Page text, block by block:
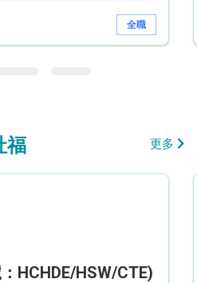
全職
福 更多
HCHDE/HSW/CTE)